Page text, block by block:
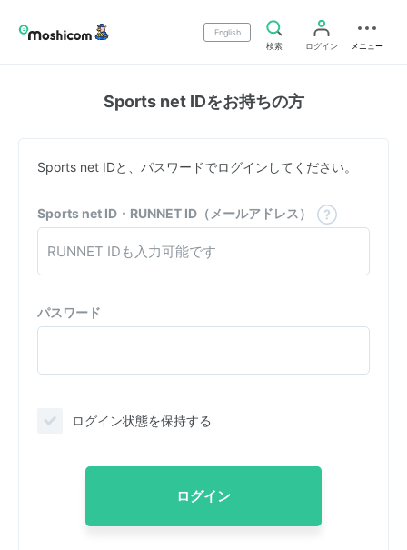
English
検索
ログイン メニュー
Sports net IDをお持ちの方
Sports net IDと、パスワードでログインしてください。
Sports net ID・RUNNET ID（メールアドレス）
パスワード
ログイン状態を保持する
ログイン